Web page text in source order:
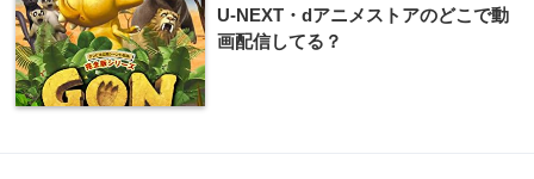
U-NEXT・dアニメストアのどこで動
画配信してる？